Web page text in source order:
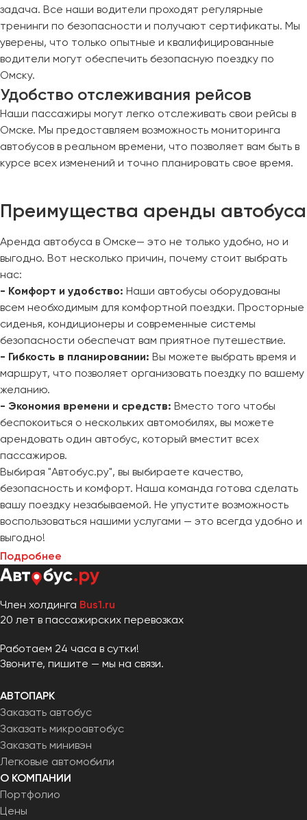
задача. Все наши водители проходят регулярные
тренинги по безопасности и получают сертификаты. Мы
уверены, что только опытные и квалифицированные
водители могут обеспечить безопасную поездку по
Омску.
Удобство отслеживания рейсов
Наши пассажиры могут легко отслеживать свои рейсы в
Омске. Мы предоставляем возможность мониторинга
автобусов в реальном времени, что позволяет вам быть в
курсе всех изменений и точно планировать свое время.
Преимущества аренды автобуса
Аренда автобуса в Омске— это не только удобно, но и
выгодно. Вот несколько причин, почему стоит выбрать
нас:
- Комфорт и удобство: Наши автобусы оборудованы
всем необходимым для комфортной поездки. Просторные
сиденья, кондиционеры и современные системы
безопасности обеспечат вам приятное путешествие.
- Гибкость в планировании: Вы можете выбрать время и
маршрут, что позволяет организовать поездку по вашему
желанию.
- Экономия времени и средств: Вместо того чтобы
беспокоиться о нескольких автомобилях, вы можете
арендовать один автобус, который вместит всех
пассажиров.
Выбирая "Автобус.ру", вы выбираете качество,
безопасность и комфорт. Наша команда готова сделать
вашу поездку незабываемой. Не упустите возможность
воспользоваться нашими услугами — это всегда удобно и
выгодно!
Подробнее
Член холдинга Bus1.ru
20 лет в пассажирских перевозках
Работаем 24 часа в сутки!
Звоните, пишите — мы на связи.
АВТОПАРК
Заказать автобус
Заказать микроавтобус
Заказать минивэн
Легковые автомобили
О КОМПАНИИ
Портфолио
Цены